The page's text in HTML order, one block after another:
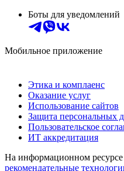
Боты для уведомлений
Мобильное приложение
Этика и комплаенс
Оказание услуг
Использование сайтов
Защита персональных
Пользовательское
ИТ аккредитация
На информационном ресурсе
рекомендательные